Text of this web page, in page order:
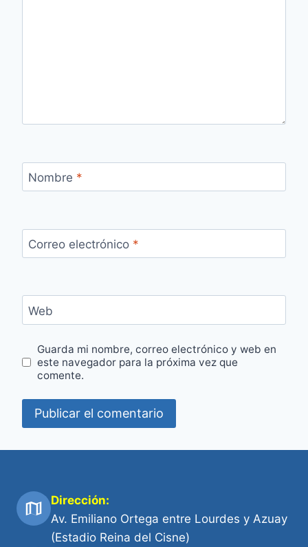
Nombre *
Correo electrónico *
Web
Guarda mi nombre, correo electrónico y web en
este navegador para la próxima vez que
comente.
Dirección:
Av. Emiliano Ortega entre Lourdes y Azuay
(Estadio Reina del Cisne)